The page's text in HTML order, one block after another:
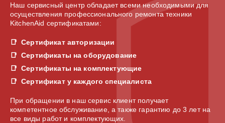
Наш сервисный центр обладает всеми необходимыми для
осуществления профессионального ремонта техники
KitchenAid сертификатами:
Сертификат авторизации
Сертификаты на оборудование
Сертификаты на комплектующие
Сертификат у каждого специалиста
При обращении в наш сервис клиент получает
компетентное обслуживание, а также гарантию до 3 лет на
все виды работ и комплектующих.